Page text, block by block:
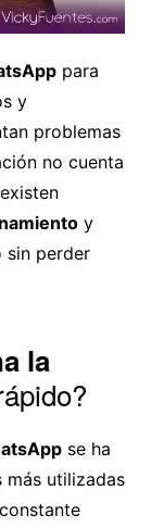
para
y
problemas
no cuenta
y
sin perder
la
se ha
más utilizadas